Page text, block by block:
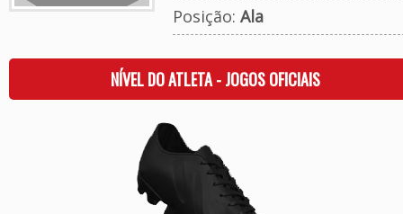
Posição: Ala
NÍVEL DO ATLETA - JOGOS OFICIAIS